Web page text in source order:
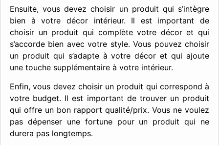
Ensuite, vous devez choisir un produit qui s’intègre
bien à votre décor intérieur. Il est important de
choisir un produit qui complète votre décor et qui
s’accorde bien avec votre style. Vous pouvez choisir
un produit qui s’adapte à votre décor et qui ajoute
une touche supplémentaire à votre intérieur.
Enfin, vous devez choisir un produit qui correspond à
votre budget. Il est important de trouver un produit
qui offre un bon rapport qualité/prix. Vous ne voulez
pas dépenser une fortune pour un produit qui ne
durera pas longtemps.